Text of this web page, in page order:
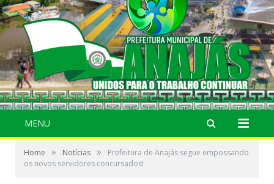
MENU
Home » Notícias »
Prefeitura de Anajás segue empossando
os novos servidores concursados!